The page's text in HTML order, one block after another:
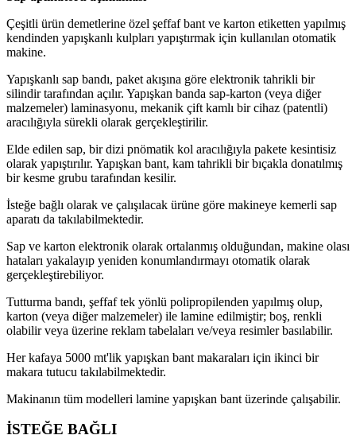
Çeşitli ürün demetlerine özel şeffaf bant ve karton etiketten yapılmış
kendinden yapışkanlı kulpları yapıştırmak için kullanılan otomatik
makine.
Yapışkanlı sap bandı, paket akışına göre elektronik tahrikli bir
silindir tarafından açılır. Yapışkan banda sap-karton (veya diğer
malzemeler) laminasyonu, mekanik çift kamlı bir cihaz (patentli)
aracılığıyla sürekli olarak gerçekleştirilir.
Elde edilen sap, bir dizi pnömatik kol aracılığıyla pakete kesintisiz
olarak yapıştırılır. Yapışkan bant, kam tahrikli bir bıçakla donatılmış
bir kesme grubu tarafından kesilir.
İsteğe bağlı olarak ve çalışılacak ürüne göre makineye kemerli sap
aparatı da takılabilmektedir.
Sap ve karton elektronik olarak ortalanmış olduğundan, makine olası
hataları yakalayıp yeniden konumlandırmayı otomatik olarak
gerçekleştirebiliyor.
Tutturma bandı, şeffaf tek yönlü polipropilenden yapılmış olup,
karton (veya diğer malzemeler) ile lamine edilmiştir; boş, renkli
olabilir veya üzerine reklam tabelaları ve/veya resimler basılabilir.
Her kafaya 5000 mt'lik yapışkan bant makaraları için ikinci bir
makara tutucu takılabilmektedir.
Makinanın tüm modelleri lamine yapışkan bant üzerinde çalışabilir.
İSTEĞE BAĞLI